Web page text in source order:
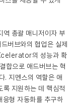
역 총괄 매니저이자 부
버브와의 협업은 실제
의 성능과 확
으로 애드버브는 혁
. 지멘스의 역할은 애
록 지원하는 데 핵심적
응형 자동화를 추구하